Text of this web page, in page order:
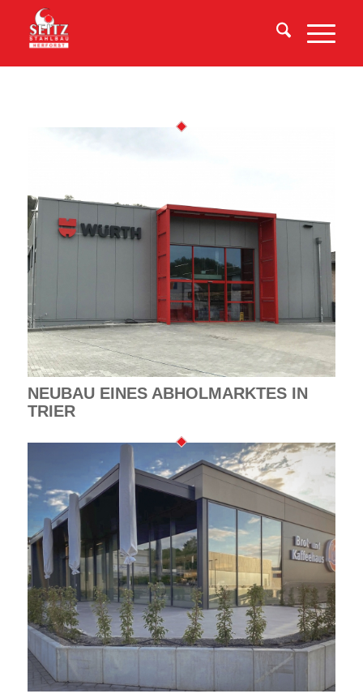
NEUBAU EINES ABHOLMARKTES IN
TRIER